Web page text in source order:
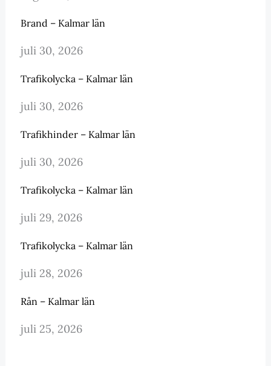
Brand – Kalmar län
juli 30, 2026
Trafikolycka – Kalmar län
juli 30, 2026
Trafikhinder – Kalmar län
juli 30, 2026
Trafikolycka – Kalmar län
juli 29, 2026
Trafikolycka – Kalmar län
juli 28, 2026
Rån – Kalmar län
juli 25, 2026